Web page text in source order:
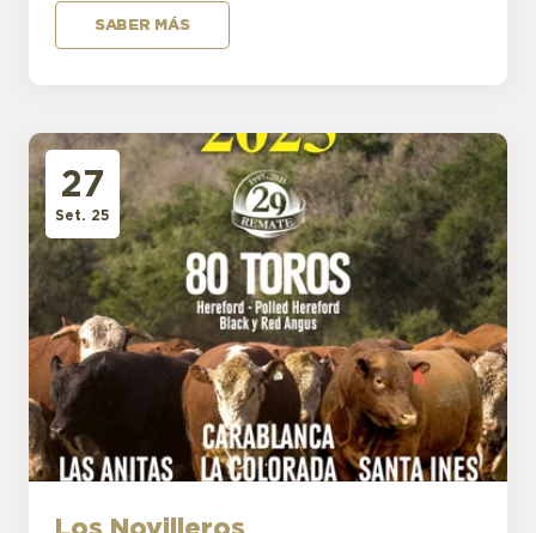
SABER MÁS
27
Set. 25